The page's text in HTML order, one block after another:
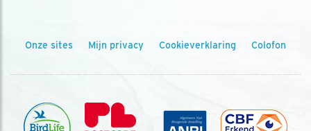
Onze sites Mijn privacy Cookieverklaring Colofon